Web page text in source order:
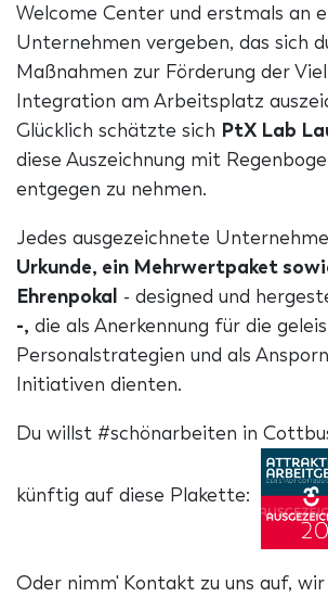
Welcome Center und erstmals an
Unternehmen vergeben, das sich
Maßnahmen zur Förderung der
Integration am Arbeitsplatz
Glücklich schätzte sich PtX Lab
diese Auszeichnung mit
entgegen zu nehmen.
Jedes ausgezeichnete
Urkunde, ein Mehrwertpaket
Ehrenpokal - designed und
-, die als Anerkennung für die
Personalstrategien und als
Initiativen dienten.
Du willst #schönarbeiten in
künftig auf diese Plakette:
Oder nimm' Kontakt zu uns auf,